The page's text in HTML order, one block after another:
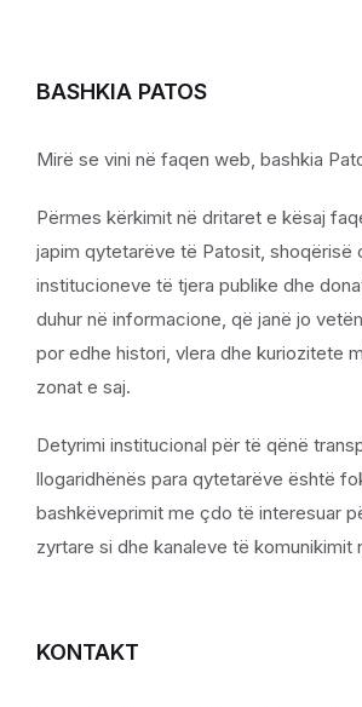
BASHKIA PATOS
Mirë se vini në faqen web, bashkia
Përmes kërkimit në dritaret e kësaj
japim qytetarëve të Patosit, shoqërisë
institucioneve të tjera publike dhe
duhur në informacione, që janë jo
por edhe histori, vlera dhe kuriozitete
zonat e saj.
Detyrimi institucional për të qënë
llogaridhënës para qytetarëve është
bashkëveprimit me çdo të interesuar
zyrtare si dhe kanaleve të komunikimit
KONTAKT